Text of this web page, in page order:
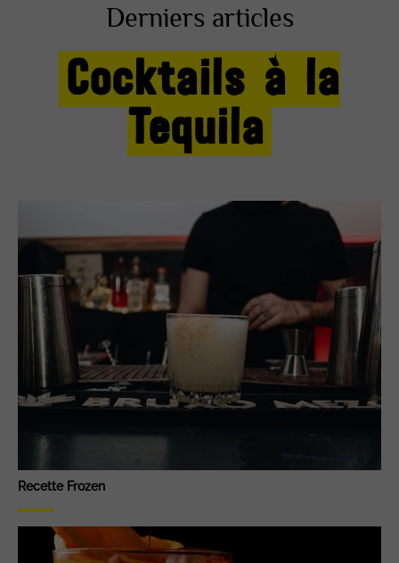
Derniers articles
Cocktails à la
Tequila
Recette Frozen